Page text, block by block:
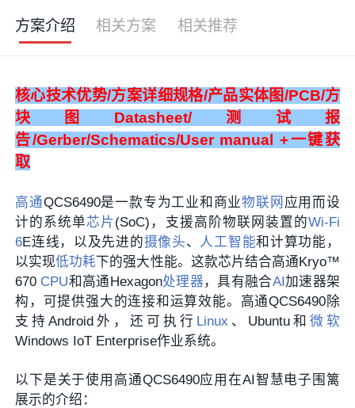
方案介绍 相关方案 相关推荐
核心技术优势/方案详细规格/产品实体图/PCB/方
块图 Datasheet/测试报
告/Gerber/Schematics/User manual +一键获
取
高通QCS6490是一款专为工业和商业物联网 应用而设
计的系统单芯片 (SoC)，支援高阶物联网装置的Wi-Fi
6E连线，以及先进的摄像头、 人工智能和计算功能，
以实现低功耗下的强大性能。这款芯片结合高通Kryo™
670 CPU和高通Hexagon处理器 ，具有融合AI加速器架
构，可提供强大的连接和运算效能。高通QCS6490除
支持Android外，还可执行 Linux 、Ubuntu和 微软
Windows IoT Enterprise作业系统。
以下是关于使用高通QCS6490应用在AI智慧电子围篱
展示的介绍：